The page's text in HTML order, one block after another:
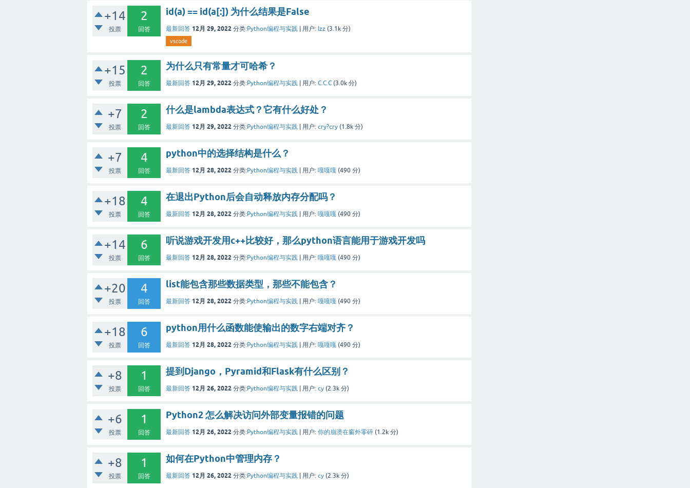
+14
投票
2
回答
id(a) == id(a[:]) 为什么结果是False
最新回答 12月 29, 2022 分类:Python编程与实践 | 用户: lzz (3.1k 分)
vscode
+15
投票
2
回答
为什么只有常量才可哈希？
最新回答 12月 29, 2022 分类:Python编程与实践 | 用户: C.C.C (3.0k 分)
+7
投票
2
回答
什么是lambda表达式？它有什么好处？
最新回答 12月 29, 2022 分类:Python编程与实践 | 用户: cry?cry (1.8k 分)
+7
投票
4
回答
python中的选择结构是什么？
最新回答 12月 28, 2022 分类:Python编程与实践 | 用户: 嘎嘎嘎 (490 分)
+18
投票
4
回答
在退出Python后会自动释放内存分配吗？
最新回答 12月 28, 2022 分类:Python编程与实践 | 用户: 嘎嘎嘎 (490 分)
+14
投票
6
回答
听说游戏开发用c++比较好，那么python语言能用于游戏开发吗
最新回答 12月 28, 2022 分类:Python编程与实践 | 用户: 嘎嘎嘎 (490 分)
+20
投票
4
回答
list能包含那些数据类型，那些不能包含？
最新回答 12月 28, 2022 分类:Python编程与实践 | 用户: 嘎嘎嘎 (490 分)
+18
投票
6
回答
python用什么函数能使输出的数字右端对齐？
最新回答 12月 28, 2022 分类:Python编程与实践 | 用户: 嘎嘎嘎 (490 分)
+8
投票
1
回答
提到Django，Pyramid和Flask有什么区别？
最新回答 12月 26, 2022 分类:Python编程与实践 | 用户: cy (2.3k 分)
+6
投票
1
回答
Python2 怎么解决访问外部变量报错的问题
最新回答 12月 26, 2022 分类:Python编程与实践 | 用户: 你的崩溃在窗外零碎 (1.2k 分)
+8
投票
1
回答
如何在Python中管理内存？
最新回答 12月 26, 2022 分类:Python编程与实践 | 用户: cy (2.3k 分)